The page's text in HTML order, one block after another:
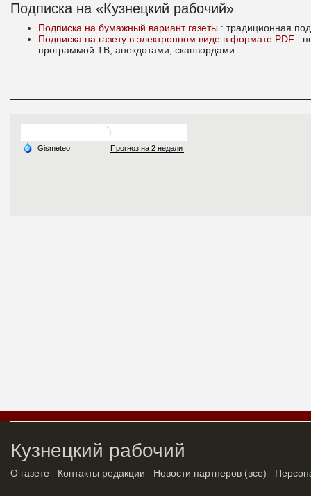
Подписка на «Кузнецкий рабочий»
Подписка на бумажный вариант газеты : традиционная
Подписка на газету в электронном виде в формате PDF :
программой ТВ, анекдотами, сканвордами...
Кузнецкий рабочий
О газете Контакты редакции Новости партнеров (все)